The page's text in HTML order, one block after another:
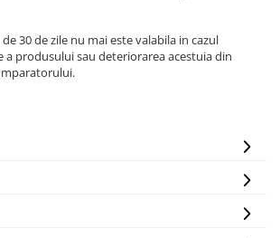
30 de zile nu mai este valabila in cazul
a produsului sau deteriorarea acestuia din